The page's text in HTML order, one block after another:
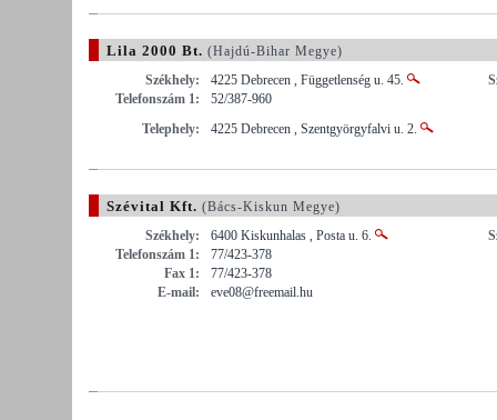
Lila 2000 Bt. (Hajdú-Bihar Megye)
Székhely:
4225 Debrecen , Függetlenség u. 45.
Telefonszám 1:
52/387-960
Telephely:
4225 Debrecen , Szentgyörgyfalvi u. 2.
Szévital Kft. (Bács-Kiskun Megye)
Székhely:
6400 Kiskunhalas , Posta u. 6.
Telefonszám 1:
77/423-378
Fax 1:
77/423-378
E-mail:
eve08@freemail.hu